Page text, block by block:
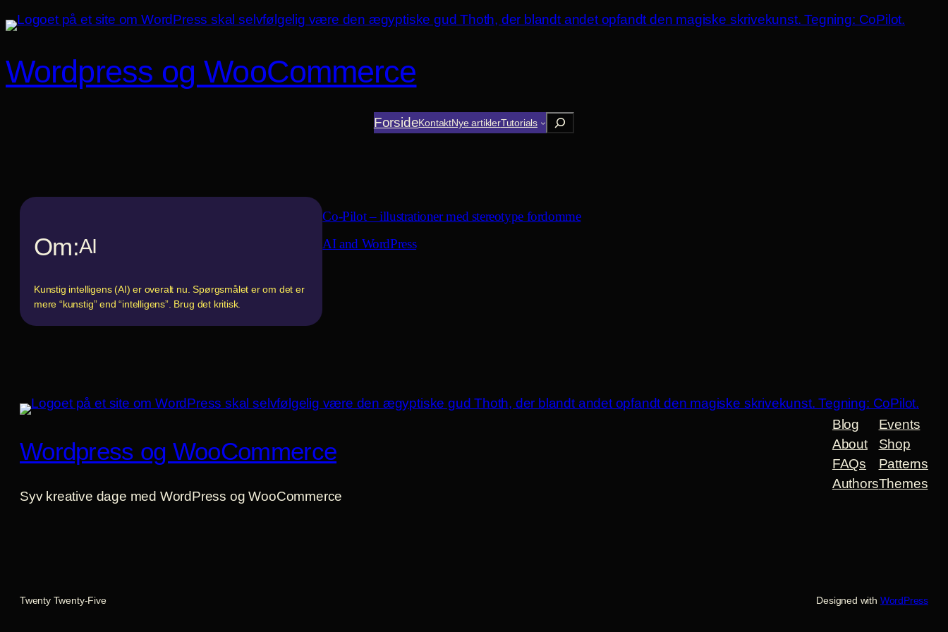
Spring
til
Wordpress og WooCommerce
ForsideKontaktNye artiklerTutorials Søg
Om:AI
Kunstig intelligens (AI) er overalt nu. Spørgsmålet er om det er
mere “kunstig” end “intelligens”. Brug det kritisk.
Co-Pilot – illustrationer med stereotype fordomme
AI and WordPress
Wordpress og WooCommerce
Syv kreative dage med WordPress og WooCommerce
Blog
About
FAQs
Authors
Events
Shop
Patterns
Themes
Twenty Twenty-Five Designed with WordPress